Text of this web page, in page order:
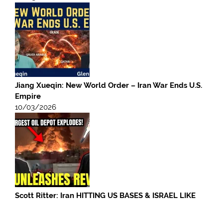
Jiang Xueqin: New World Order – Iran War Ends U.S.
Empire
10/03/2026
Scott Ritter: Iran HITTING US BASES & ISRAEL LIKE